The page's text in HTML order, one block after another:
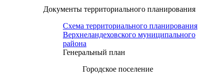
Документы территориального планирования
Схема территориального планирования
Верхнеландеховского муниципального
района
Генеральный план
Городское поселение